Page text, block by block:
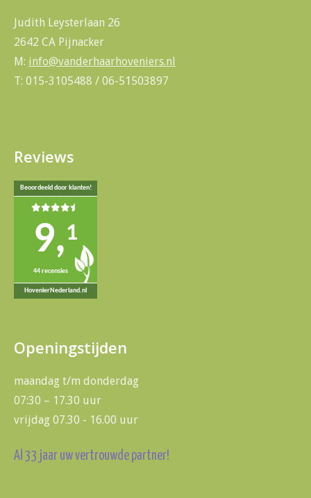
Judith Leysterlaan 26
2642 CA Pijnacker
M: info@vanderhaarhoveniers.nl
T: 015-3105488 / 06-51503897
Reviews
Beoordeeld door klanten!
9,1
44 recensies
HovenierNederland.nl
Openingstijden
maandag t/m donderdag
07:30 – 17.30 uur
vrijdag 07.30 - 16.00 uur
Al 33 jaar uw vertrouwde partner!